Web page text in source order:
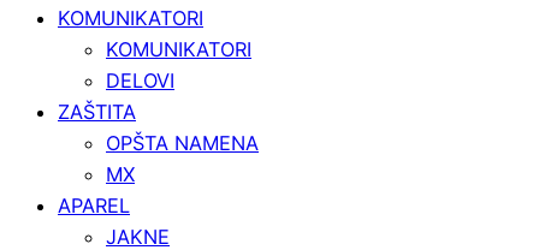
KOMUNIKATORI
KOMUNIKATORI
DELOVI
ZAŠTITA
OPŠTA NAMENA
MX
APAREL
JAKNE